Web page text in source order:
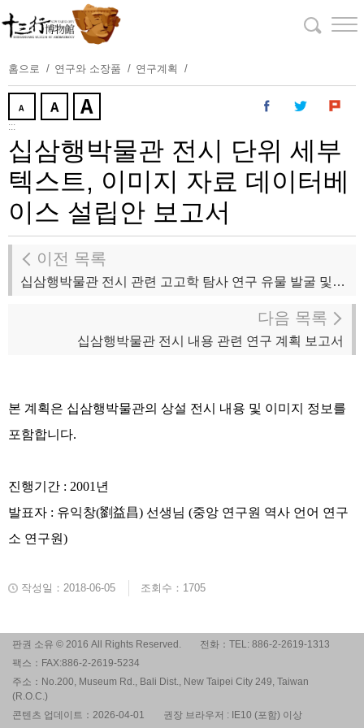
요
용
보
홈으로 연구와 소장품 연구계획
:::
십삼행박물관 전시 단위 세부
텍스트, 이미지 자료 데이터베
이스 설립안 보고서
이전 목록
십삼행박물관 전시 관련 고고학 탐사 연구 유물 발굴 및 현상 제작 계획 보고서
다음 목록
십삼행박물관 전시 내용 관련 연구 계획 보고서
본 계획은 십삼행박물관의 상설 전시 내용 및 이미지
정보를
포함합니다.
진행기간 : 2001 년
발표자 : 유익창(劉益昌) 선생님 (중앙 연구원 역사 언어 연구
소 연구원)
작성일：2018-06-05 조회수：1705
판권 소유 © 2016 All Rights Reserved.
전화：TEL: 886-2-2619-1313
팩스：FAX:886-2-2619-5234
주소：No.200, Museum Rd., Bali Dist., New Taipei City 249, Taiwan
(R.O.C.)
콘텐츠 업데이트：2026-04-01
권장 브라우저 : IE10 (포함) 이상